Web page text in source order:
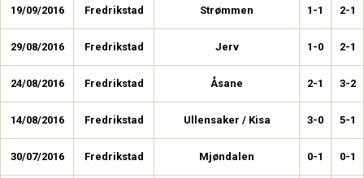
19/09/2016 Fredrikstad Strømmen 1-1 2-1
29/08/2016 Fredrikstad Jerv 1-0 2-1
24/08/2016 Fredrikstad Åsane 2-1 3-2
14/08/2016 Fredrikstad Ullensaker / Kisa 3-0 5-1
30/07/2016 Fredrikstad Mjøndalen 0-1 0-1